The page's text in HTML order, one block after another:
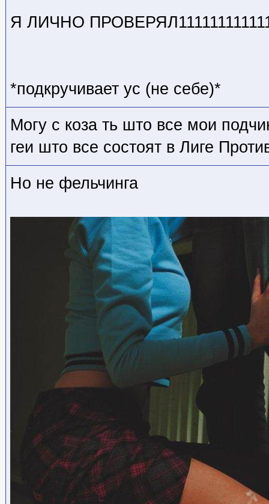
Я ЛИЧНО
*подкручивает ус (не себе)*
Могу с коза ть што все мои
геи што все состоят в Лиге
Но не фельчинга